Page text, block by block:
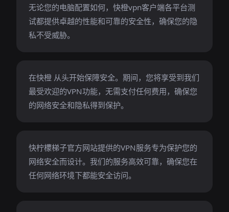
无论您的电脑配置如何，快橙vpn客户端各平台测
试都提供卓越的性能和可靠的安全性，确保您的隐
私不受威胁。
在快橙 从头开始保障安全。期间，您将享受到我们
最受欢迎的VPN功能，无需支付任何费用，确保您
的网络安全和隐私得到保护。
快柠檬梯子官方网站提供的VPN服务专为保护您的
网络安全而设计。我们的服务高效可靠，确保您在
任何网络环境下都能安全访问。